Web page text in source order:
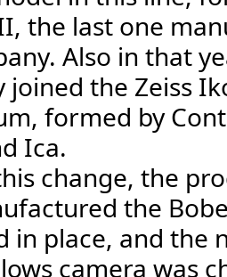
the last one
Also in that
joined the Zeiss
formed by
Ica.
change, the
the
in place, and the
camera was